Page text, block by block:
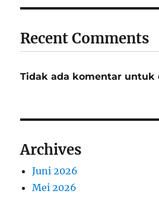
Recent Comments
Tidak ada komentar untuk
Archives
Juni 2026
Mei 2026